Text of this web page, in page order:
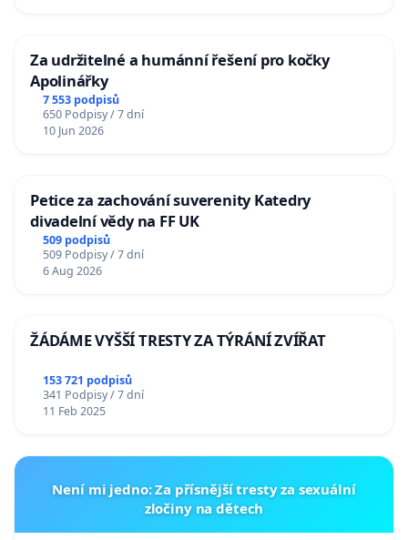
Za udržitelné a humánní řešení pro kočky
Apolinářky
7 553 podpisů
650 Podpisy / 7 dní
10 Jun 2026
Petice za zachování suverenity Katedry
divadelní vědy na FF UK
509 podpisů
509 Podpisy / 7 dní
6 Aug 2026
ŽÁDÁME VYŠŠÍ TRESTY ZA TÝRÁNÍ ZVÍŘAT
153 721 podpisů
341 Podpisy / 7 dní
11 Feb 2025
Není mi jedno: Za přísnější tresty za sexuální
zločiny na dětech